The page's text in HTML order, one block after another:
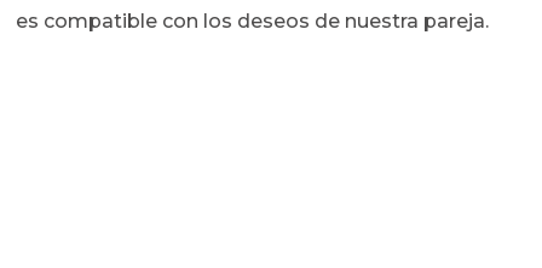
es compatible con los deseos de nuestra pareja.